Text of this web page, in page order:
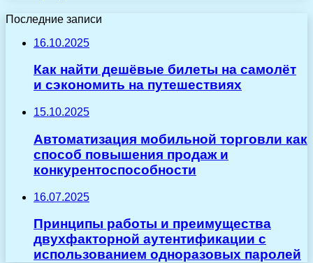
Последние записи
16.10.2025
Как найти дешёвые билеты на самолёт
и сэкономить на путешествиях
15.10.2025
Автоматизация мобильной торговли как
способ повышения продаж и
конкурентоспособности
16.07.2025
Принципы работы и преимущества
двухфакторной аутентификации с
использованием одноразовых паролей